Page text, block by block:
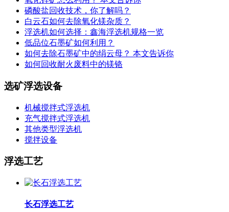
磷酸盐回收技术，你了解吗？
白云石如何去除氧化镁杂质？
浮选机如何选择：鑫海浮选机规格一览
低品位石墨矿如何利用？
如何去除石墨矿中的绢云母？ 本文告诉你
如何回收耐火废料中的镁铬
选矿浮选设备
机械搅拌式浮选机
充气搅拌式浮选机
其他类型浮选机
搅拌设备
浮选工艺
长石浮选工艺